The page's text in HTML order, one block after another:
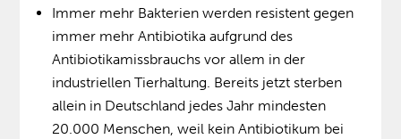
Immer mehr Bakterien werden resistent gegen
immer mehr Antibiotika aufgrund des
Antibiotikamissbrauchs vor allem in der
industriellen Tierhaltung. Bereits jetzt sterben
allein in Deutschland jedes Jahr mindesten
20.000 Menschen, weil kein Antibiotikum bei